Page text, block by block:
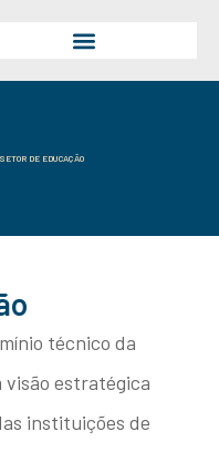
SETOR DE EDUCAÇÃO
técnico da
visão estratégica
instituições de